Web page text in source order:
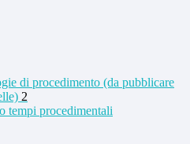
di procedimento (da pubblicare
2
tempi procedimentali